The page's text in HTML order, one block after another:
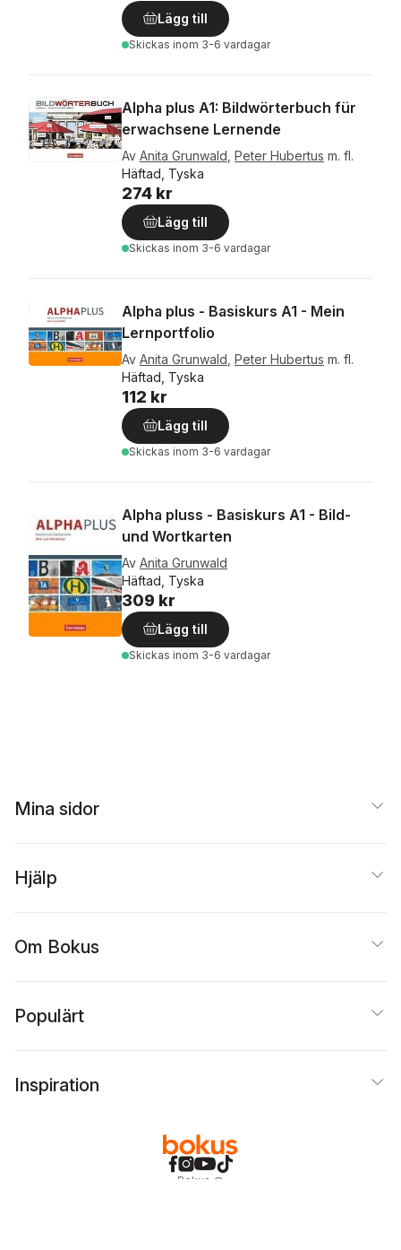
Lägg till
Skickas inom 3-6 vardagar
Alpha plus A1: Bildwörterbuch für
erwachsene Lernende
Av Anita Grunwald Peter Hubertus m. fl.
Häftad, Tyska
274 kr
Lägg till
Skickas inom 3-6 vardagar
Alpha plus - Basiskurs A1 - Mein
Lernportfolio
Av Anita Grunwald Peter Hubertus m. fl.
Häftad, Tyska
112 kr
Lägg till
Skickas inom 3-6 vardagar
Alpha pluss - Basiskurs A1 - Bild-
und Wortkarten
Av Anita Grunwald
Häftad, Tyska
309 kr
Lägg till
Skickas inom 3-6 vardagar
Mina sidor
Hjälp
Om Bokus
Populärt
Inspiration
Bokus @